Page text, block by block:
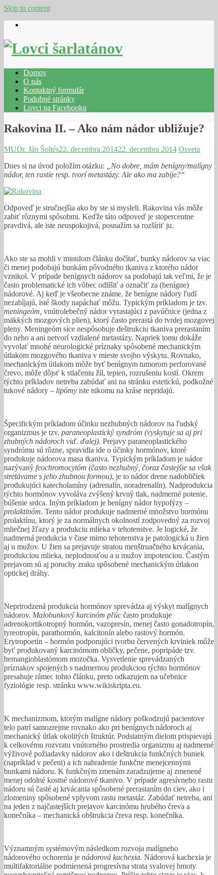
Skip to content
Domov
O nás
Kontaktný formulár
Podobné stránky
Lovci na Facebooku
Rakovina II. – Ako nám nádor ubližuje?
MUDr. Ján Šoltés22. decembra 201422. decembra 2014 Osveta
Dnes si na úvod položím otázku:
„No dobre, mám benígny/malígny
nádor, ten rastie resp. tvorí metastázy. Ale ako ma zabije?“
Odpoveď je stručnejšia ako by ste si mysleli. Rakovina vás môže
zabiť rôznymi spôsobmi. Keďže táto odpoveď je stopercentne
pravdivá, ale iste neuspokojivá, posnažím sa rozšíriť ju.
Ako ste sa mohli v minulom článku dočítať, bunky nádorov sa viac
či menej podobajú bunkám pôvodného tkaniva z ktorého nádor
vznikol. V prípade benígnych nádorov sa podobajú tak veľmi, že je
často problematické ich vôbec odlíšiť a označiť za (benígne)
nádorové. Aj keď je všeobecne známe, že benígne nádory ľudí
nezabíjajú, isté škody napáchať môžu. Typickým príkladom je tzv.
meningeóm, vnútrolebečný nádor vyrastajúci z pavúčnice (jedna z
mäkkých mozgových plien), ktorý často prerastá do tvrdej mozgovej
pleny. Meningeóm síce nespôsobuje deštrukciu tkaniva prerastaním
do neho a ani netvorí vzdialené metastázy. Napriek tomu dokáže
vyvolať mnohé neurologické príznaky spôsobené mechanickým
útlakom mozgového tkaniva v mieste svojho výskytu. Rovnako,
mechanickým útlakom môže byť benígnym tumorom perforované
črevo, môže dôjsť k stlačeniu žíl, tepien, rozrušeniu kostí. Okrem
týchto príkladov netreba zabúdať ani na stránku estetickú, podkožné
tukové nádory – lipómy iste nikomu na kráse nepridajú.
Špecifickým príkladom účinku nezhubných nádorov na ľudský
organizmus je tzv. paraneoplastický syndróm (vyskytuje sa aj pri
zhubných nádoroch viď. ďalej). Prejavy paraneoplastického
syndrómu sú rôzne, spravidla ide o účinky hormónov, ktoré
produkuje nádorova masa tkaniva. Typickým príkladom je nádor
nazývaný feochromocytóm (často nezhubný, čoraz častejšie sa však
stretávame s jeho zhubnou formou), je to nádor drene nadobličiek
produkujúci katecholamíny (adrenalín, noradrenalín). Nadprodukcia
týchto hormónov vyvoláva zvýšený krvný tlak, nadmerné potenie,
búšenie srdca. Iným príkladom je benígny nádor hypofýzy –
prolaktinóm. Tento nádor produkuje nadmerné množstvo hormónu
prolaktínu, ktorý je za normálnych okolností zodpovedný za rozvoj
mliečnej žľazy a produkciu mlieka v tehotenstve. Je logické, že
nadmerná produkcia v čase mimo tehotenstva je patologická u žien
aj u mužov. U žien sa prejavuje stratou menštruačného krvácania,
produkciou mlieka, neplodnosťou a u mužov impotenciou. Častým
prejavom sú aj poruchy zraku spôsobené mechanickým útlakon
optickej dráhy.
Neprirodzená produkcia hormónov sprevádza aj výskyt malígnych
nádorov. Malobunkový karcinóm pľúc často produkuje
adrenokortikotropný hormón, vazopresín, menej často gonadotropín,
tyreotropín, parathormón, kalcitonín alebo rastový hormón.
Erytropoetín – hormón podporujúci tvorbu červených krviniek môže
byť produkovaný karcinómom obličky, pečene, popripáde tzv.
hemangioblastómom mozočka. Vysvetlenie sprevádzaných
príznakov spojených s nadmernou produkciou týchto hormónov
presahuje rámec tohto článku, preto odkazujem na učebnice
fyziológie resp. stránku www.wikiskripta.eu.
K mechanizmom, ktorým malígne nádory poškodzujú pacientove
telo patrí samozrejme rovnako ako pri benígnych nádoroch aj
mechanický útlak okolitých štruktúr. Podstatným dielom prispievajú
k celkovému rozvratu vnútorného prostredia organizmu aj nadmerné
výživové požiadavky nádorov ako i deštrukcia funkčných buniek
(napríklad v pečeni) a ich nahradenie funkčne menejcennými
bunkami nádoru. K funkčným zmenám zaradzujeme aj zmenené
menej odolné kostné nádorové tkanivo. V prípade agresívneho rastu
nádoru sú časté aj krvácania spôsobené prerastaním do ciev, ako i
zlomeniny spôsobené vplyvom rastu metastáz. Zabúdať netreba, ani
na jeden z najčastejších prejavov karcinómu hrubého čreva a
konečníka – mechanická obštrukcia čreva resp. konečníka.
Významným systémovým následkom rozvoja malígneho
nádorového ochorenia je nádorová kachexia. Nádorová kachexia je
multifaktoriálne podmienená progresívna strata svalovej hmoty